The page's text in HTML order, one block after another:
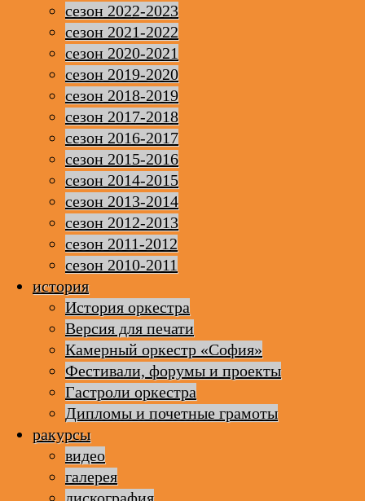
сезон 2022-2023
сезон 2021-2022
сезон 2020-2021
сезон 2019-2020
сезон 2018-2019
сезон 2017-2018
сезон 2016-2017
сезон 2015-2016
сезон 2014-2015
сезон 2013-2014
сезон 2012-2013
сезон 2011-2012
сезон 2010-2011
история
История оркестра
Версия для печати
Камерный оркестр «София»
Фестивали, форумы и проекты
Гастроли оркестра
Дипломы и почетные грамоты
ракурсы
видео
галерея